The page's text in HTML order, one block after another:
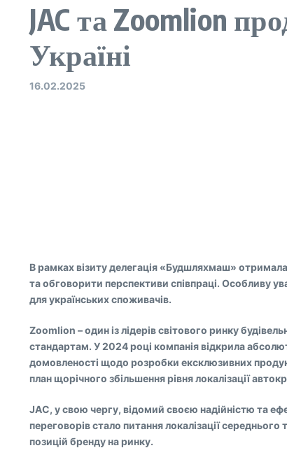
JAC та Zoomlion
Україні
16.02.2025
В рамках візиту делегація «Будшляхмаш»
та обговорити перспективи співпраці. Особливу
для українських споживачів.
Zoomlion – один із лідерів світового ринку
стандартам. У 2024 році компанія відкрила
домовленості щодо розробки ексклюзивних
план щорічного збільшення рівня локалізації
JAC, у свою чергу, відомий своєю надійністю та
переговорів стало питання локалізації
позицій бренду на ринку.